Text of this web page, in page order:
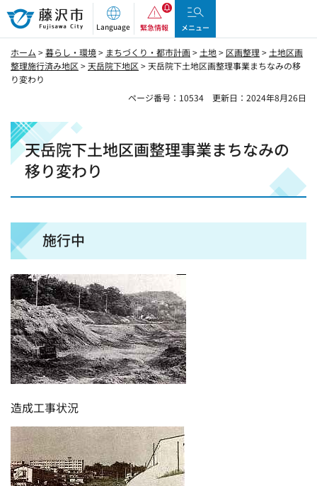
藤沢市
Language 緊急情報 メニュー
ホーム >暮らし・環境> まちづくり・都市計画> 土地> 区画整理> 土地区画
整理施行済み地区 >天岳院下地区 > 天岳院下土地区画整理事業まちなみの移
り変わり
ページ番号：10534
更新日：2024年8月26日
天岳院下土地区画整理事業まちなみの
移り変わり
施行中
造成工事状況